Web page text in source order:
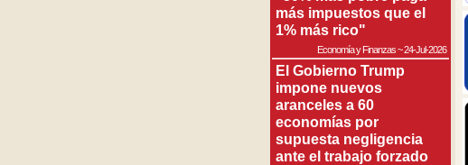
más impuestos que el
1% más rico"
Economía y Finanzas~24-Jul-2026
El Gobierno Trump
impone nuevos
aranceles a 60
economías por
supuesta negligencia
ante el trabajo forzado